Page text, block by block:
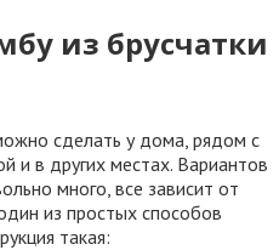
из брусчатки
сделать у дома, рядом с
и в других местах. Вариантов
много, все зависит от
из простых способов
такая: